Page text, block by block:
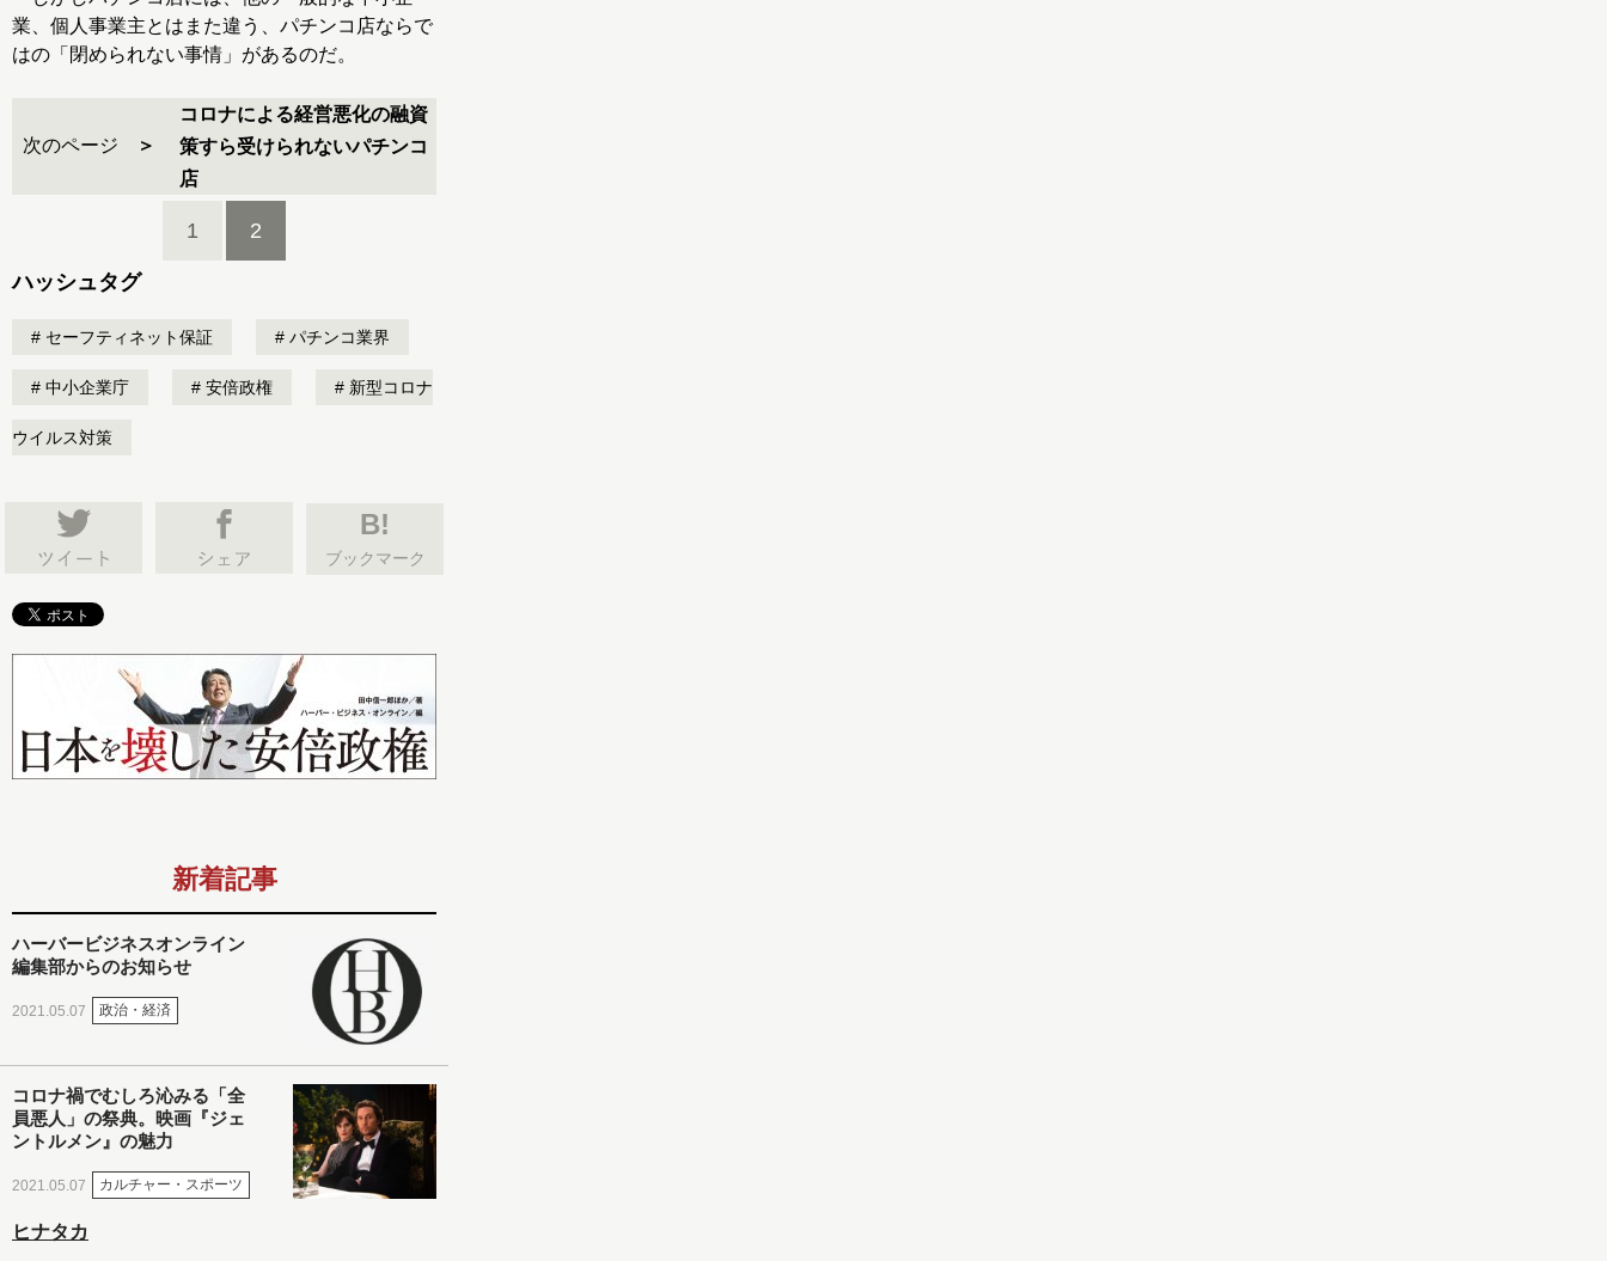
業、個人事業主とはまた違う、パチンコ店ならで
はの「閉められない事情」があるのだ。
次のページ
コロナによる経営悪化の融資
策すら受けられないパチンコ
店
1 2
ハッシュタグ
セーフティネット保証 パチンコ業界
中小企業庁 安倍政権 新型コロナ
ウイルス対策
B!
ブックマーク
新着記事
ハーバービジネスオンライン
編集部からのお知らせ
2021.05.07 政治・経済
コロナ禍でむしろ沁みる「全
員悪人」の祭典。映画『ジェ
ントルメン』の魅力
2021.05.07 カルチャー・スポーツ
ヒナタカ